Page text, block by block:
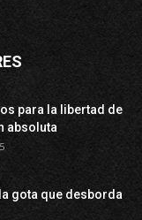
para la libertad de
absoluta
gota que desborda